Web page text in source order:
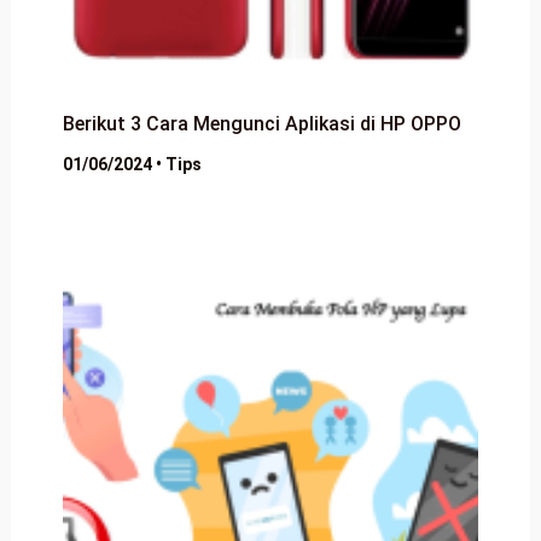
Berikut 3 Cara Mengunci Aplikasi di HP OPPO
01/06/2024 • Tips